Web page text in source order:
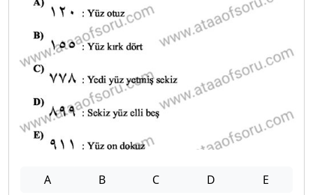
A B C D E